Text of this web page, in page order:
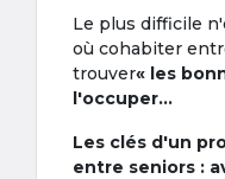
Le plus difficile
où cohabiter
trouver« les
l'occuper...
Les clés d'un
entre seniors :